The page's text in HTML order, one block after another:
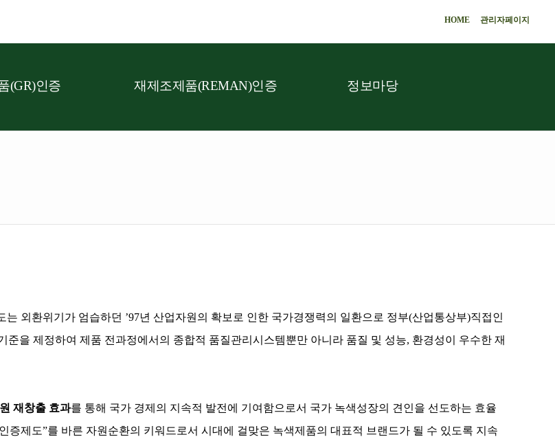
HOME 관리자페이지
(GR)인증 재제조제품(REMAN)인증 정보마당
는 외환위기가 엄습하던 ’97년 산업자원의 확보로 인한 국가경쟁력의 일환으로 정부(산업통상부)직접인
을 제정하여 제품 전과정에서의 종합적 품질관리시스템뿐만 아니라 품질 및 성능, 환경성이 우수한 재
재창출 효과를 통해 국가 경제의 지속적 발전에 기여함으로서 국가 녹색성장의 견인을 선도하는 효율
증제도”를 바른 자원순환의 키워드로서 시대에 걸맞은 녹색제품의 대표적 브랜드가 될 수 있도록 지속